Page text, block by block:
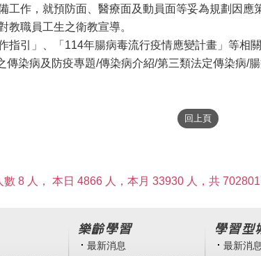
工作，就預防面、醫療面及動員面等妥為規劃因
教職員工生之衛教宣導。
指引」、「114年腸病毒流行疫情應變計畫」等相
傳染病及防疫專題/傳染病介紹/第三類法定傳染病/
數 8 人， 本日 4866 人，本月 33930 人，共
樂齡學習
最新消息
學習型
最新消息